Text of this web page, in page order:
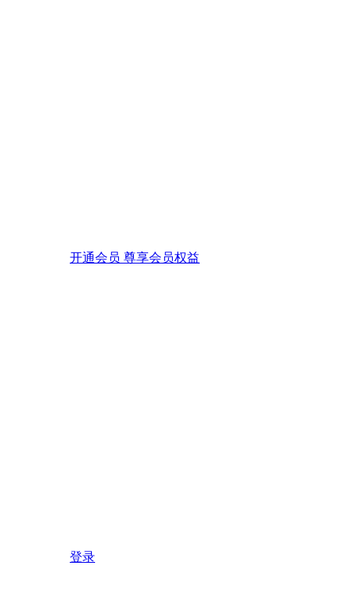
开通会员 尊享会员权益
登录